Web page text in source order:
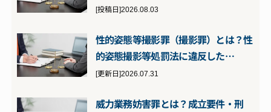
[投稿日]2026.08.03
性的姿態等撮影罪（撮影罪）とは？性
的姿態撮影等処罰法に違反した…
[更新日]2026.07.31
威力業務妨害罪とは？成立要件・刑